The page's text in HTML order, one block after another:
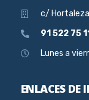
c/
91 522 75 11
Lunes a
ENLACES DE